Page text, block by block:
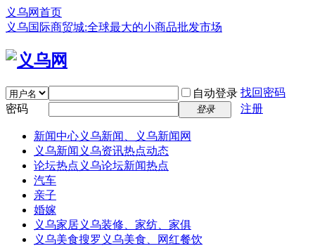
义乌网首页
义乌国际商贸城:全球最大的小商品批发市场
自动登录 找回密码
密码
登录 注册
新闻中心义乌新闻、义乌新闻网
义乌新闻 义乌资讯热点动态
论坛热点 义乌论坛新闻热点
汽车
亲子
婚嫁
义乌家居义乌装修、家纺、家俱
义乌美食搜罗义乌美食、网红餐饮